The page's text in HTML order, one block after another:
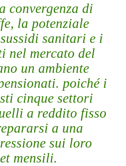
convergenza di
la potenziale
sanitari e i
nel mercato del
un ambiente
poiché i
cinque settori
a reddito fisso
a una
sui loro
mensili.